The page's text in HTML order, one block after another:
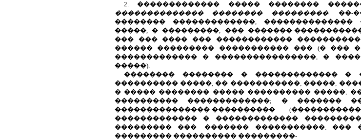
2. ������������� ����� ��������
�������������� �������� ���������. ��-
�������� �������������,
�����, � ���������, ��� �������-
��� ��� ���� ��� ������������
������ ��������� ����������� ��� (� ���
������������� � ����������������, �
�����).
�������� �������� � ������������� �
���������� �����, �� �����������, �����,
� ����� �������� ����� ���������� �����,
���������� �������������; � �������
���������������-����������
������������� � �������������
��������� ���. ������� �����������, ���
��������� ���������� ���������-